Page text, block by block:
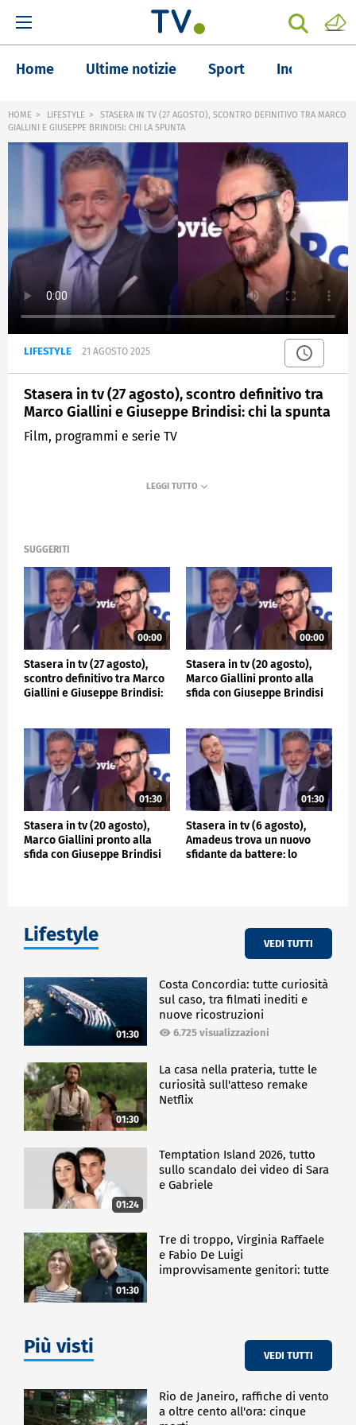
Home Ultime notizie Sport Inchieste
HOME LIFESTYLE
STASERA IN TV (27 AGOSTO), SCONTRO DEFINITIVO TRA MARCO
GIALLINI E GIUSEPPE BRINDISI: CHI LA SPUNTA
LIFESTYLE 21 AGOSTO 2025
Stasera in tv (27 agosto), scontro definitivo tra
Marco Giallini e Giuseppe Brindisi: chi la spunta
Film, programmi e serie TV
SUGGERITI
00:00
Stasera in tv (27 agosto),
scontro definitivo tra Marco
Giallini e Giuseppe Brindisi:
00:00
Stasera in tv (20 agosto),
Marco Giallini pronto alla
sfida con Giuseppe Brindisi
01:30
Stasera in tv (20 agosto),
Marco Giallini pronto alla
sfida con Giuseppe Brindisi
01:30
Stasera in tv (6 agosto),
Amadeus trova un nuovo
sfidante da battere: lo
Lifestyle VEDI TUTTI
01:30
Costa Concordia: tutte curiosità
sul caso, tra filmati inediti e
nuove ricostruzioni
6.725 visualizzazioni
01:30
La casa nella prateria, tutte le
curiosità sull'atteso remake
Netflix
01:24
Temptation Island 2026, tutto
sullo scandalo dei video di Sara
e Gabriele
01:30
Tre di troppo, Virginia Raffaele
e Fabio De Luigi
improvvisamente genitori: tutte
Più visti VEDI TUTTI
Rio de Janeiro, raffiche di vento
a oltre cento all'ora: cinque